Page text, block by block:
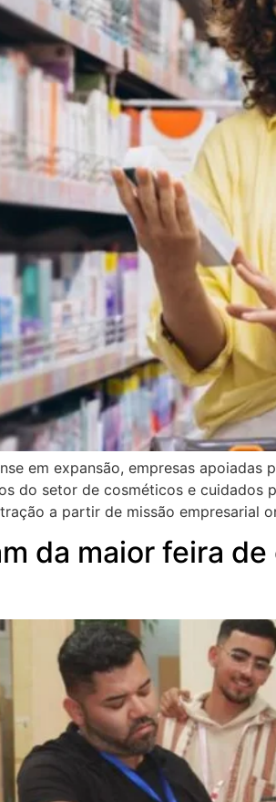
em expansão, empresas apoiadas
do setor de cosméticos e cuidados
a partir de missão empresarial
da maior feira